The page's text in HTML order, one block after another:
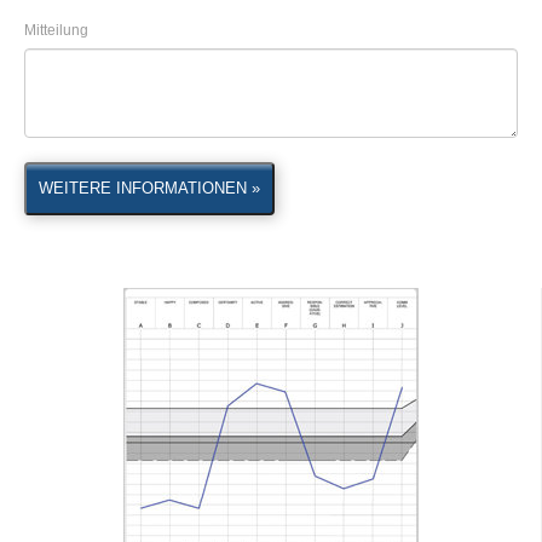
Mitteilung
WEITERE INFORMATIONEN »